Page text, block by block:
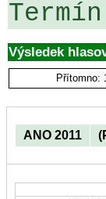
Výsledek
Přítomno:
ANO 2011